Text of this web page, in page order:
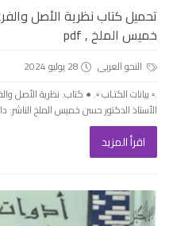
تحميل كتاب نظرية الأصل
خميس الملخ , pdf
النحو العربى
28 يوليو 2024
.▫️ بيانات الكتـاب ▫️. ● كتاب: نظرية الأصل
الأستاذ الدكتور حسن خميس الملخ الناشر:
اقرأ المزيد